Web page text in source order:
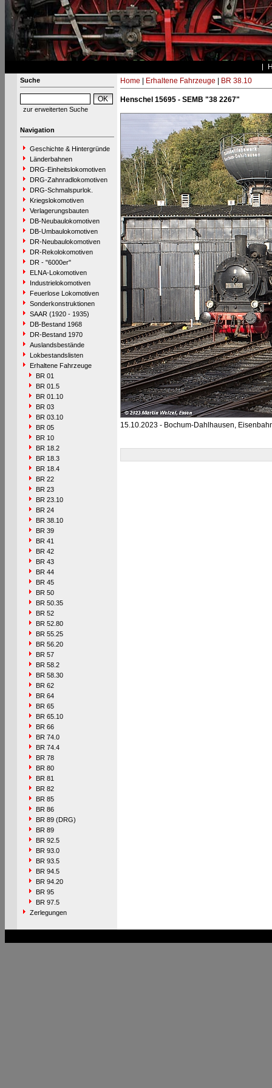
Suche
zur erweiterten Suche
Navigation
Geschichte & Hintergründe
Länderbahnen
DRG-Einheitslokomotiven
DRG-Zahnradlokomotiven
DRG-Schmalspurlok.
Kriegslokomotiven
Verlagerungsbauten
DB-Neubaulokomotiven
DB-Umbaulokomotiven
DR-Neubaulokomotiven
DR-Rekolokomotiven
DR - "6000er"
ELNA-Lokomotiven
Industrielokomotiven
Feuerlose Lokomotiven
Sonderkonstruktionen
SAAR (1920 - 1935)
DB-Bestand 1968
DR-Bestand 1970
Auslandsbestände
Lokbestandslisten
Erhaltene Fahrzeuge
BR 01
BR 01.5
BR 01.10
BR 03
BR 03.10
BR 05
BR 10
BR 18.2
BR 18.3
BR 18.4
BR 22
BR 23
BR 23.10
BR 24
BR 38.10
BR 39
BR 41
BR 42
BR 43
BR 44
BR 45
BR 50
BR 50.35
BR 52
BR 52.80
BR 55.25
BR 56.20
BR 57
BR 58.2
BR 58.30
BR 62
BR 64
BR 65
BR 65.10
BR 66
BR 74.0
BR 74.4
BR 78
BR 80
BR 81
BR 82
BR 85
BR 86
BR 89 (DRG)
BR 89
BR 92.5
BR 93.0
BR 93.5
BR 94.5
BR 94.20
BR 95
BR 97.5
Zerlegungen
Home Erhaltene Fahrzeuge BR 38.10
Henschel 15695 - SEMB "38 2267"
15.10.2023 - Bochum-Dahlhausen,